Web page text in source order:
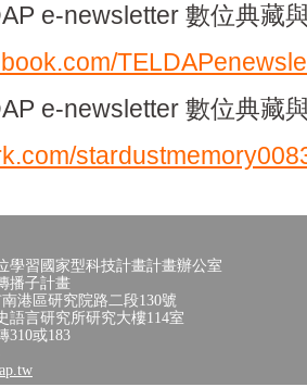
e-newsletter 數位典藏
e-newsletter 數位典藏
學習國家型科技計畫計畫辦公室
播子計畫
港區研究院路二段130號
究所研究大樓114室
310或183